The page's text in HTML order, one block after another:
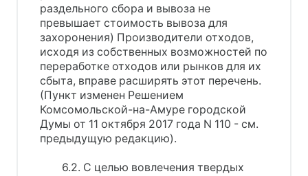
раздельного сбора и вывоза не
превышает стоимость вывоза для
захоронения) Производители отходов,
исходя из собственных возможностей по
переработке отходов или рынков для их
сбыта, вправе расширять этот перечень.
(Пункт изменен Решением
Комсомольской-на-Амуре городской
Думы от 11 октября 2017 года N 110 - см.
предыдущую редакцию).
6.2. С целью вовлечения твердых